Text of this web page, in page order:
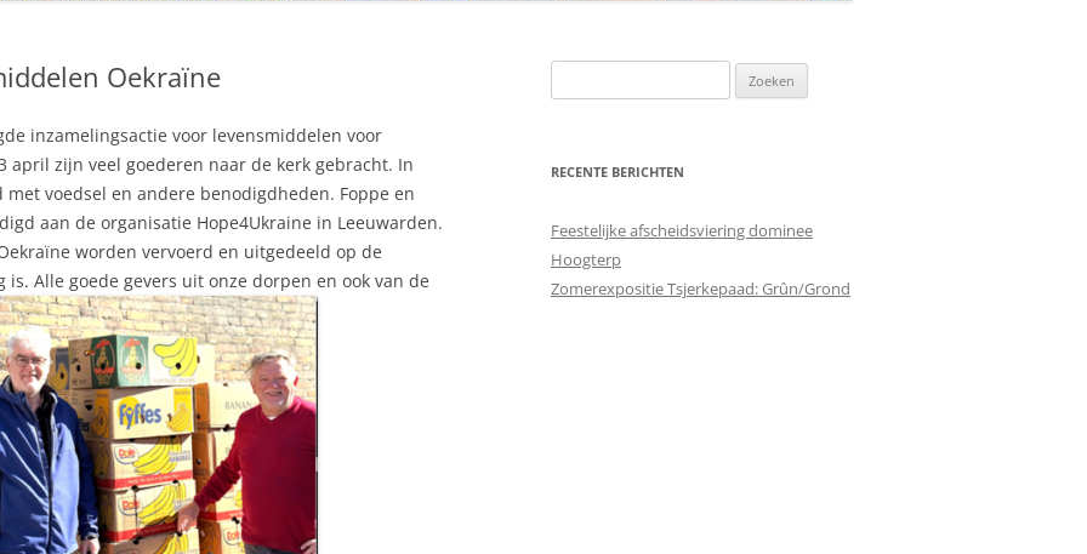
Oekraïne
inzamelingsactie voor levensmiddelen voor
april zijn veel goederen naar de kerk gebracht. In
voedsel en andere benodigdheden. Foppe en
aan de organisatie Hope4Ukraine in Leeuwarden.
worden vervoerd en uitgedeeld op de
Alle goede gevers uit onze dorpen en ook van de
naar:
RECENTE BERICHTEN
Feestelijke afscheidsviering dominee
Hoogterp
Zomerexpositie Tsjerkepaad: Grûn/Grond